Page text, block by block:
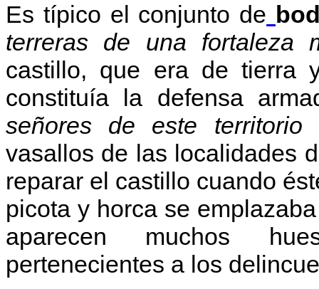
Es típico el conjunto de
terreras de una fortaleza
castillo, que era de tierra
constituía la defensa
señores de este
vasallos de las localidades
reparar el castillo cuando
picota y horca se
aparecen muchos
pertenecientes a los